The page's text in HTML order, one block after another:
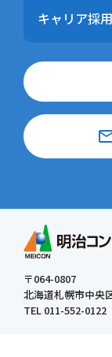
キャリア採用
〒064-0807
北海道札幌市中央
TEL 011-552-0122